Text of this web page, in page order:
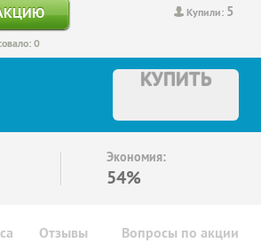
Купили: 5
0
КУПИТЬ
Экономия:
54%
Отзывы Вопросы по акции